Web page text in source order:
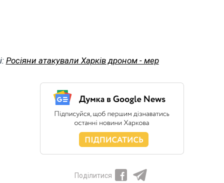
Росіяни атакували Харків дроном - мер
Поділитися